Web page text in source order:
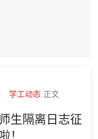
学工动态 正文
生隔离日志征
！